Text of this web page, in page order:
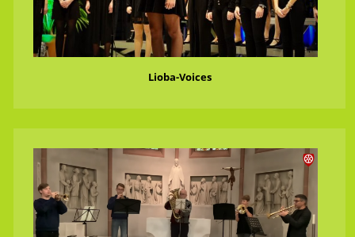
Lioba-Voices